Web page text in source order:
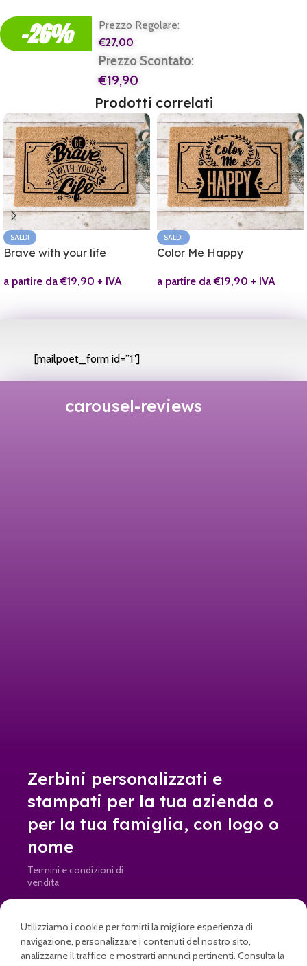
-26%
Prezzo Regolare:
€27,00
Prezzo Scontato:
€19,90
Prodotti correlati
SALDI
Brave with your life
a partire da€19,90 + IVA
SALDI
Color Me Happy
a partire da€19,90 + IVA
[mailpoet_form id=”1″]
carousel-reviews
Zerbini personalizzati e
stampati per la tua azienda o
per la tua famiglia, con logo o
nome
Termini e condizioni di
vendita
info@doormad.it • Partita IVA: IT04645820269
Utilizziamo i cookie per fornirti la migliore esperienza di
navigazione, personalizzare i contenuti del nostro sito,
analizzarne il traffico e mostrarti annunci pertinenti. Consulta la